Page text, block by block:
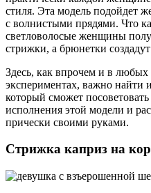
стиля. Эта модель подойдет
с волнистыми прядями. Что
светловолосые женщины
стрижки, а брюнетки
Здесь, как впрочем и в любых
экспериментах, важно найти
который сможет
исполнения этой модели и
прически своими руками.
Стрижка каприз на